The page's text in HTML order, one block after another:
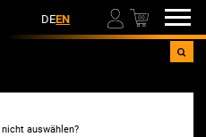
DEEN 00
auswählen?